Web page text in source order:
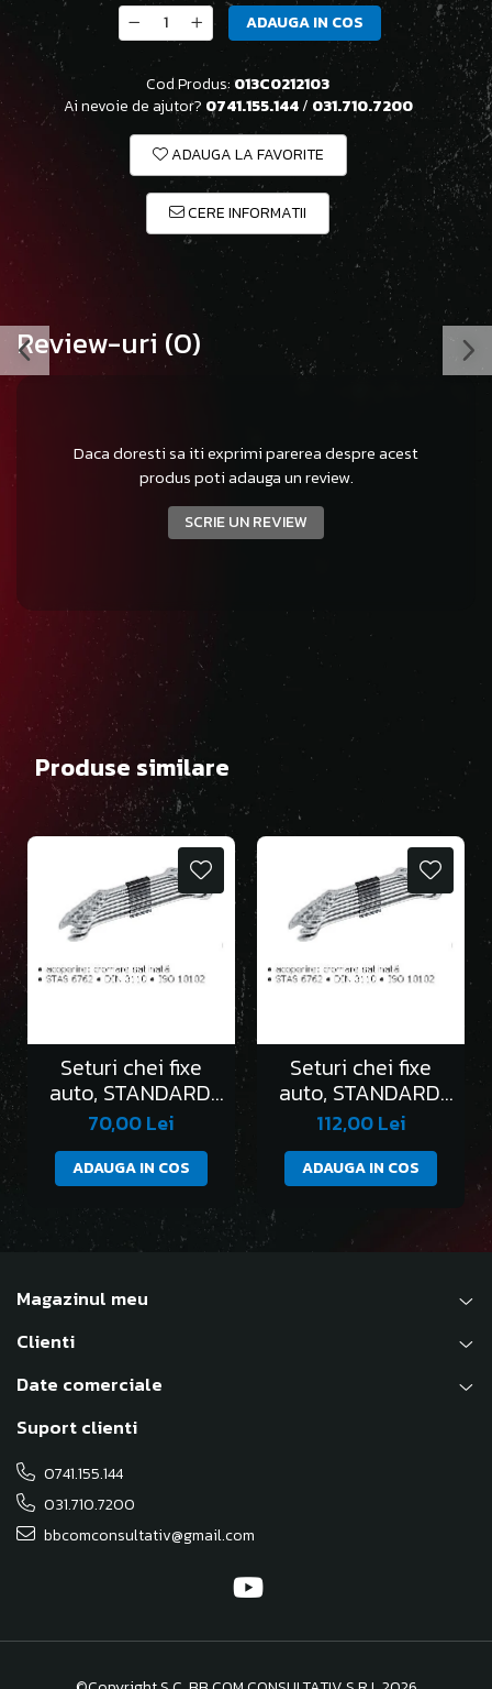
ADAUGA IN COS
Cod Produs:013C0212103
Ai nevoie de ajutor? 0741.155.144/ 031.710.7200
ADAUGA LA FAVORITE
CERE INFORMATII
Review-uri (0)
Daca doresti sa iti exprimi parerea despre acest
produs poti adauga un review.
SCRIE UN REVIEW
Produse similare
Seturi chei fixe
auto, STANDARD,
în clemă/6 bucati
70,00 Lei
ADAUGA IN COS
Seturi chei fixe
auto, STANDARD,
în clemă/8 bucati
112,00 Lei
ADAUGA IN COS
Magazinul meu
Clienti
Date comerciale
Suport clienti
0741.155.144
031.710.7200
bbcomconsultativ@gmail.com